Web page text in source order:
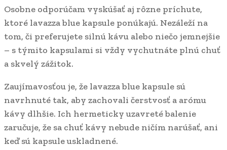
Osobne odporúčam vyskúšať aj rôzne príchute,
ktoré lavazza blue kapsule ponúkajú. Nezáleží na
tom, či preferujete silnú kávu alebo niečo jemnejšie
– s týmito kapsulami si vždy vychutnáte plnú chuť
a skvelý zážitok.
Zaujímavosťou je, že lavazza blue kapsule sú
navrhnuté tak, aby zachovali čerstvosť a arómu
kávy dlhšie. Ich hermeticky uzavreté balenie
zaručuje, že sa chuť kávy nebude ničím narúšať, ani
keď sú kapsule uskladnené.